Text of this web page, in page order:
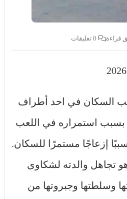
السكان في احد أطراف
بسبب استمراره في اللعب
إزعاجًا مستمرًا للسكان.
هو تجاهل والدته لشكاوى
وسلطتها وجبروتها من